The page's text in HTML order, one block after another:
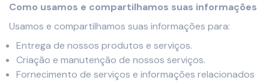
Como usamos e compartilhamos suas informações
Usamos e compartilhamos suas informações para:
Entrega de nossos produtos e serviços.
Criação e manutenção de nossos serviços.
Fornecimento de serviços e informações relacionados